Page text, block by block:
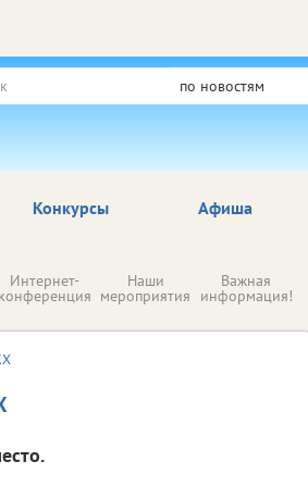
по новостям
Афиша
Конкурсы
Интернет-
конференция
Наши
мероприятия
Важная
информация!